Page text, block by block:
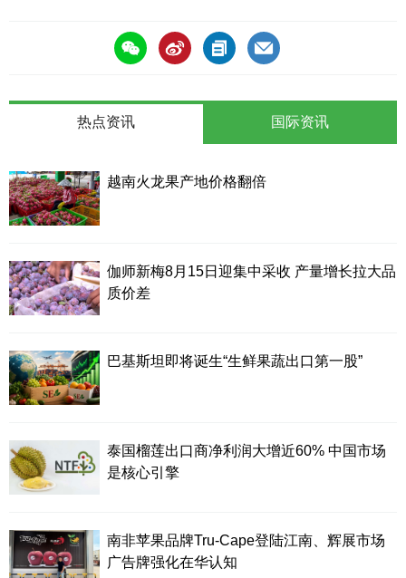
热点资讯
越南火龙果产地价格翻倍
伽师新梅8月15日迎集中采收 产量增长拉大品
质价差
巴基斯坦即将诞生“生鲜果蔬出口第一股”
泰国榴莲出口商净利润大增近60% 中国市场
是核心引擎
南非苹果品牌Tru-Cape登陆江南、辉展市场
广告牌强化在华认知
国际资讯